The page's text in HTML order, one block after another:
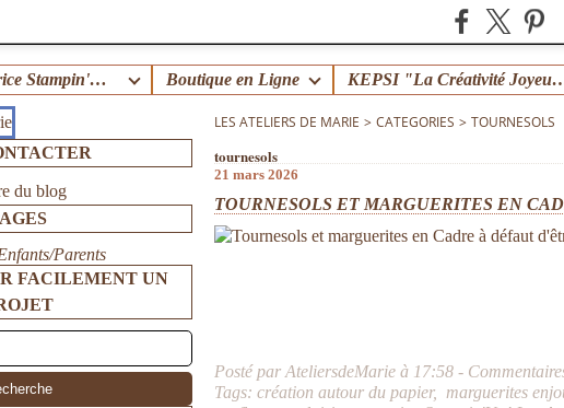
Démonstratrice Stampin'Up ! Boutique en Ligne KEPSI "La Créativité
du blog
Parents
FACILEMENT UN
LES ATELIERS DE MARIE > CATEGORIES > TOURNESOLS
tournesols
21 mars 2026
TOURNESOLS ET MARGUERITES EN
Posté par AteliersdeMarie à 17:58 -
Tags:création autour du papier, marguerites